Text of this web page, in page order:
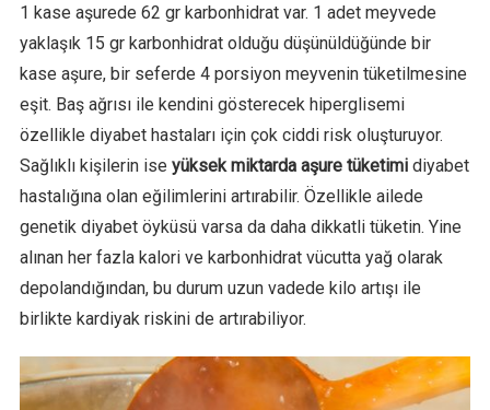
1 kase aşurede 62 gr karbonhidrat var. 1 adet meyvede
yaklaşık 15 gr karbonhidrat olduğu düşünüldüğünde bir
kase aşure, bir seferde 4 porsiyon meyvenin tüketilmesine
eşit. Baş ağrısı ile kendini gösterecek hiperglisemi
özellikle diyabet hastaları için çok ciddi risk oluşturuyor.
Sağlıklı kişilerin ise yüksek miktarda aşure tüketimidiyabet
hastalığına olan eğilimlerini artırabilir. Özellikle ailede
genetik diyabet öyküsü varsa da daha dikkatli tüketin. Yine
alınan her fazla kalori ve karbonhidrat vücutta yağ olarak
depolandığından, bu durum uzun vadede kilo artışı ile
birlikte kardiyak riskini de artırabiliyor.